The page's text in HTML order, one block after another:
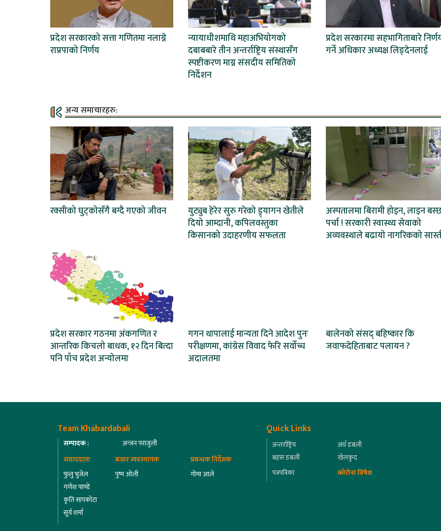
प्रदेश सरकारको सत्ता गणितमा नलाग्ने
राप्रपाको निर्णय
न्यायाधीशमाथि महाअभियोगको
दबाबबारे तीन अन्तर्राष्ट्रिय संस्थासँग
स्पष्टीकरण माग्न संसदीय समितिको
निर्देशन
प्रदेश सरकारमा सहभागिताबारे
गर्ने अधिकार अध्यक्ष लिङ्देनलाई
अन्य समाचारहरु:
रक्सीको घुट्कोसँगै बग्दै गएको जीवन
युट्युब हेरेर सुरु गरेको ड्र्यागन खेतीले
दियो आम्दानी, कपिलवस्तुका
किसानको उदाहरणीय सफलता
अस्पतालमा बिरामी होइन, लाइन
पर्चा ! सरकारी स्वास्थ्य सेवाको
अव्यवस्थाले बढायो नागरिकको
प्रदेश सरकार गठनमा अंकगणित र
आन्तरिक किचलो बाधक, १२ दिन बित्दा
पनि पाँच प्रदेश अन्योलमा
गगन थापालाई मान्यता दिने आदेश पुनः
परीक्षणमा, कांग्रेस विवाद फेरि सर्वोच्च
अदालतमा
बालेनको संसद् बहिष्कार कि
जवाफदेहिताबाट पलायन ?
Team Khabardabali
सम्पादक :
अन्जन पराजुली
संवाददाता
फुलु भुजेल
गणेश पाण्डे
कृति सापकोटा
सूर्य शर्मा
बजार व्यवस्थापक
पुष्प ओली
प्रबन्धक निर्देशक
गोमा आले
Quick Links
अन्तर्राष्ट्रिय
अर्थ डबली
बहस डबली
खेलकुद
पत्रपत्रिका
कोरोना विषेश